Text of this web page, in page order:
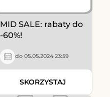
MID SALE: rabaty do
-60%!
do 05.05.2024 23:59
SKORZYSTAJ